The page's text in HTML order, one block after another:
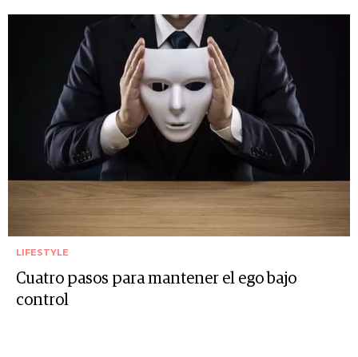
LIFESTYLE
Cuatro pasos para mantener el ego bajo
control